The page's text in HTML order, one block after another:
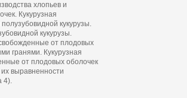
хлопьев и
Кукурузная
кукурузы.
кукурузы.
от плодовых
гранями. Кукурузная
от плодовых оболочек
выравненности
4).